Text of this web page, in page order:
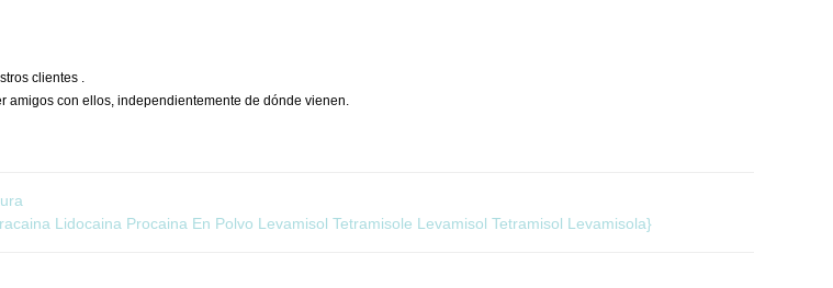
clientes .
amigos con ellos, independientemente de dónde vienen.
Lidocaina Procaina En Polvo Levamisol Tetramisole Levamisol Tetramisol Levamisola}